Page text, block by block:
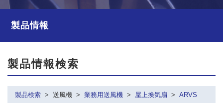
製品情報
製品情報検索
製品検索 送風機 業務用送風機 屋上換気扇
ARVS